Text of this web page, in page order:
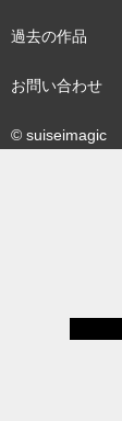
過去の作品
お問い合わせ
© suiseimagic